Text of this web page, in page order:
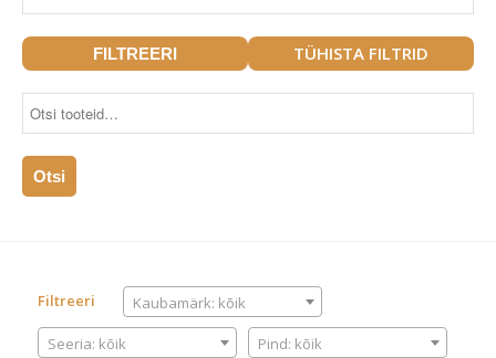
FILTREERI TÜHISTA FILTRID
Otsi
Filtreeri KAUBAMÄRK
Kaubamärk: kõik
SEERIA
Seeria: kõik PIND
Pind: kõik